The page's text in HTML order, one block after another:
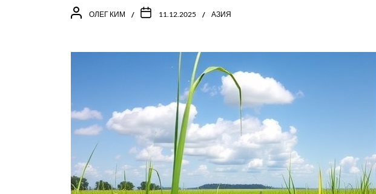
ОЛЕГ КИМ 11.12.2025 АЗИЯ